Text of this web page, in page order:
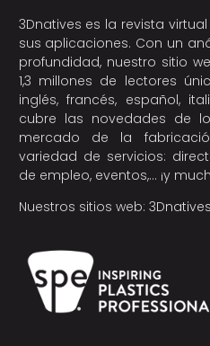
3Dnatives es la revista
sus aplicaciones. Con un
profundidad, nuestro sitio
1,3 millones de lectores
inglés, francés, español,
cubre las novedades de
mercado de la
variedad de servicios:
de empleo, eventos,… ¡y
Nuestros sitios web: